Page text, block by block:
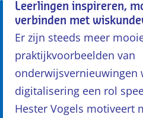
Leerlingen inspireren,
verbinden met
Er zijn steeds meer
praktijkvoorbeelden van
onderwijsvernieuwingen
digitalisering een rol
Hester Vogels motiveert